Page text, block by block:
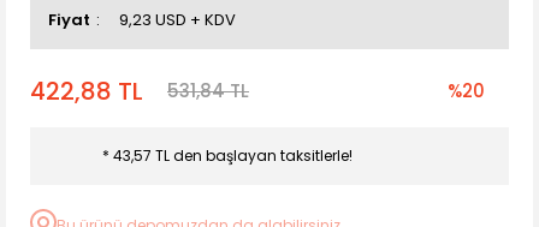
Fiyat 9,23 USD + KDV
422,88 TL 531,84 TL %20
* 43,57 TL den başlayan taksitlerle!